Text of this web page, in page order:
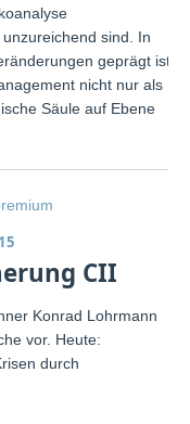
sind. In
geprägt ist,
nicht nur als
Säule auf Ebene
CII
Konrad Lohrmann
vor. Heute:
durch